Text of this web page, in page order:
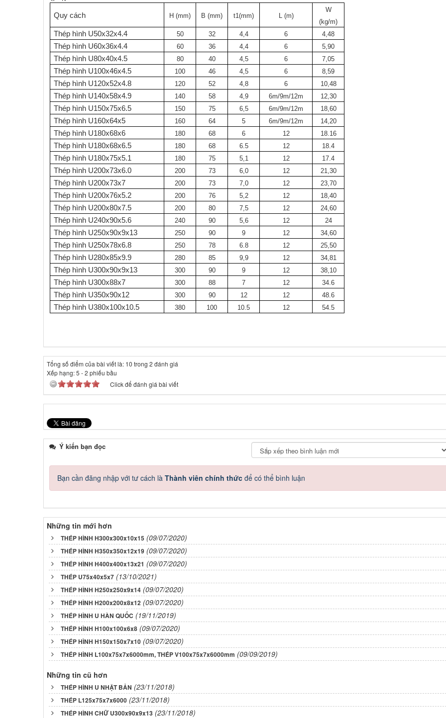
Quy cách H (mm) B (mm) t1(mm) L (m)
W
(kg/m)
Thép hình U50x32x4.4 50 32 4,4 6 4,48
Thép hình U60x36x4.4 60 36 4,4 6 5,90
Thép hình U80x40x4.5 80 40 4,5 6 7,05
Thép hình U100x46x4.5 100 46 4,5 6 8,59
Thép hình U120x52x4.8 120 52 4,8 6 10,48
Thép hình U140x58x4.9 140 58 4,9 6m/9m/12m 12,30
Thép hình U150x75x6.5 150 75 6,5 6m/9m/12m 18,60
Thép hình U160x64x5 160 64 5 6m/9m/12m 14,20
Thép hình U180x68x6 180 68 6 12 18.16
Thép hình U180x68x6.5 180 68 6.5 12 18.4
Thép hình U180x75x5.1 180 75 5,1 12 17.4
Thép hình U200x73x6.0 200 73 6,0 12 21,30
Thép hình U200x73x7 200 73 7,0 12 23,70
Thép hình U200x76x5.2 200 76 5,2 12 18,40
Thép hình U200x80x7.5 200 80 7,5 12 24,60
Thép hình U240x90x5.6 240 90 5,6 12 24
Thép hình U250x90x9x13 250 90 9 12 34,60
Thép hình U250x78x6.8 250 78 6.8 12 25,50
Thép hình U280x85x9.9 280 85 9,9 12 34,81
Thép hình U300x90x9x13 300 90 9 12 38,10
Thép hình U300x88x7 300 88 7 12 34.6
Thép hình U350x90x12 300 90 12 12 48.6
Thép hình U380x100x10.5 380 100 10.5 12 54.5
Tổng số điểm của bài viết là: 10 trong 2 đánh giá
Xếp hạng:5 -2 phiếu bầu
Click để đánh giá bài viết
Ý kiến bạn đọc
Bạn cần đăng nhập với tư cách là Thành viên chính thức để có thể bình luận
Những tin mới hơn
THÉP HÌNH H300x300x10x15 (09/07/2020)
THÉP HÌNH H350x350x12x19 (09/07/2020)
THÉP HÌNH H400x400x13x21 (09/07/2020)
THÉP U75x40x5x7 (13/10/2021)
THÉP HÌNH H250x250x9x14 (09/07/2020)
THÉP HÌNH H200x200x8x12 (09/07/2020)
THÉP HÌNH U HÀN QUỐC (19/11/2019)
THÉP HÌNH H100x100x6x8 (09/07/2020)
THÉP HÌNH H150x150x7x10 (09/07/2020)
THÉP HÌNH L100x75x7x6000mm, THÉP V100x75x7x6000mm (09/09/2019)
Những tin cũ hơn
THÉP HÌNH U NHẬT BẢN (23/11/2018)
THÉP L125x75x7x6000 (23/11/2018)
THÉP HÌNH CHỮ U300x90x9x13 (23/11/2018)